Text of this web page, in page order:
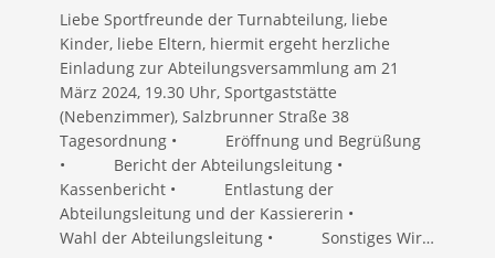
Liebe Sportfreunde der Turnabteilung, liebe
Kinder, liebe Eltern, hiermit ergeht herzliche
Einladung zur Abteilungsversammlung am 21
März 2024, 19.30 Uhr, Sportgaststätte
(Nebenzimmer), Salzbrunner Straße 38
Tagesordnung • Eröffnung und Begrüßung
• Bericht der Abteilungsleitung •
Kassenbericht • Entlastung der
Abteilungsleitung und der Kassiererin •
Wahl der Abteilungsleitung • Sonstiges Wir…